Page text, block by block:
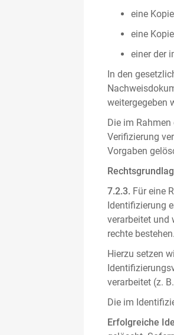
eine
eine
einer der
In den
weitergegeben
Die im
Verifizierung
Vorgaben
7.2.3. Für eine
Identifizierung
verarbeitet und
rechte bestehen.
Hierzu setzen
verarbeitet (z.
Die im
Erfolgreiche